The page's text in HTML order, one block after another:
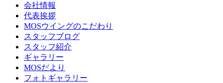
会社情報
代表挨拶
MOSウイングのこだわり
スタッフブログ
スタッフ紹介
ギャラリー
MOSだより
フォトギャラリー